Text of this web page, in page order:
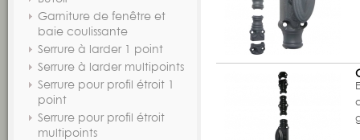
Garniture de fenêtre et
baie coulissante
Serrure à larder 1 point
Serrure à larder multipoints
Serrure pour profil étroit 1
point
Serrure pour profil étroit
multipoints